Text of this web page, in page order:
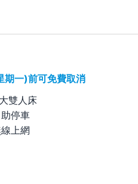
期一)前可免費取消
雙人床
停車
上網